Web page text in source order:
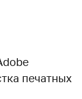
печатных